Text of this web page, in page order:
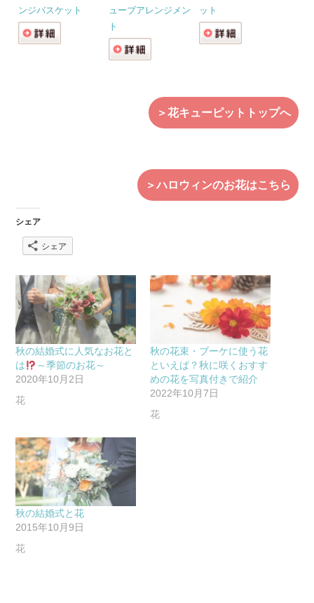
ンジバスケット
ューブアレンジメン
ト
ット
＞花キューピットトップへ
＞ハロウィンのお花はこちら
シェア
シェア
秋の結婚式に人気なお花と
は
～季節のお花～
2020年10月2日
花
秋の花束・ブーケに使う花
といえば？秋に咲くおすす
めの花を写真付きで紹介
2022年10月7日
花
秋の結婚式と花
2015年10月9日
花